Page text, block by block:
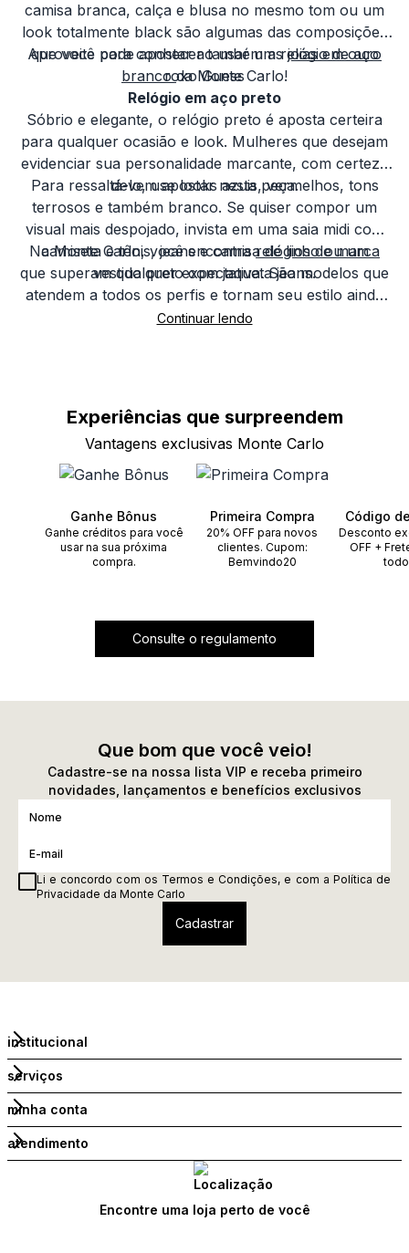
camisa branca, calça e blusa no mesmo tom ou um
look totalmente black são algumas das composições
que você pode apostar ao usar um relógio de aço
roxo Guess
Aproveite para conhecer também asjoias em ouro
branco da Monte Carlo!
Relógio em aço preto
Sóbrio e elegante, o relógio preto é aposta certeira
para qualquer ocasião e look. Mulheres que desejam
evidenciar sua personalidade marcante, com certeza
devem apostar nesta peça.
Para ressaltá-lo, use looks azuis, vermelhos, tons
terrosos e também branco. Se quiser compor um
visual mais despojado, invista em uma saia midi com
camiseta e tênis, jeans e camisa de linho ou um
vestido preto com jaqueta jeans.
Na Monte Carlo, você encontrarelógios de marca
que superam qualquer expectativa. São modelos que
atendem a todos os perfis e tornam seu estilo ainda
mais único.
Experiências que surpreendem
Vantagens exclusivas Monte Carlo
Ganhe Bônus
Ganhe créditos para você
usar na sua próxima
compra.
Primeira Compra
20% OFF para novos
clientes. Cupom:
Bemvindo20
Código
Desconto
OFF +
Consulte o regulamento
Que bom que você veio!
Cadastre-se na nossa lista VIP e receba primeiro
novidades, lançamentos e benefícios exclusivos
Li e concordo com os Termos e Condições, e com a Política de
Privacidade da Monte Carlo
institucional
serviços
minha conta
atendimento
Encontre uma loja perto de você